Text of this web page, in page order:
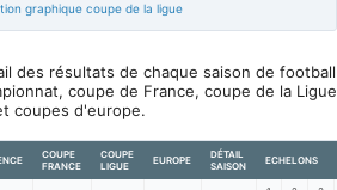
graphique coupe de la ligue
des résultats de chaque saison de football
coupe de France, coupe de la Ligue
coupes d'europe.
COUPE
FRANCE
COUPE
LIGUE
EUROPE
DÉTAIL
SAISON
ECHELONS